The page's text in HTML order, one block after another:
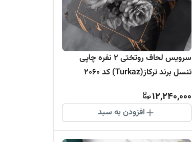
سرویس لحاف روتختی 2 نفره چاپی
تنسل برند ترکاز(Turkaz) کد 2060
12,240,000
افزودن به سبد